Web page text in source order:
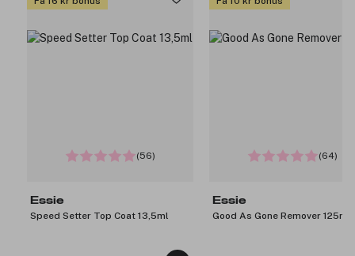
(56)
Essie
Speed Setter Top Coat 13,5ml
(64)
Essie
Good As Gone Remover 125ml